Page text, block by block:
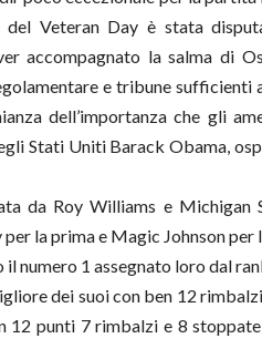
del Veteran Day è stata
accompagnato la salma di
e tribune
dell’importanza che gli
Stati Uniti Barack Obama,
da Roy Williams e Michigan
la prima e Magic Johnson per
il numero 1 assegnato loro dal
dei suoi con ben 12
punti 7 rimbalzi e 8